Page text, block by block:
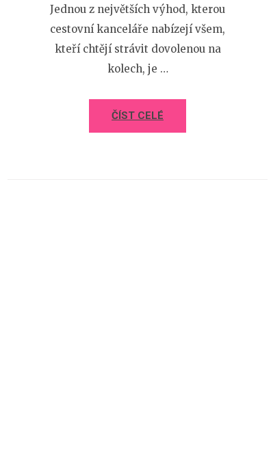
Jednou z největších výhod, kterou
cestovní kanceláře nabízejí všem,
kteří chtějí strávit dovolenou na
kolech, je …
ČÍST CELÉ